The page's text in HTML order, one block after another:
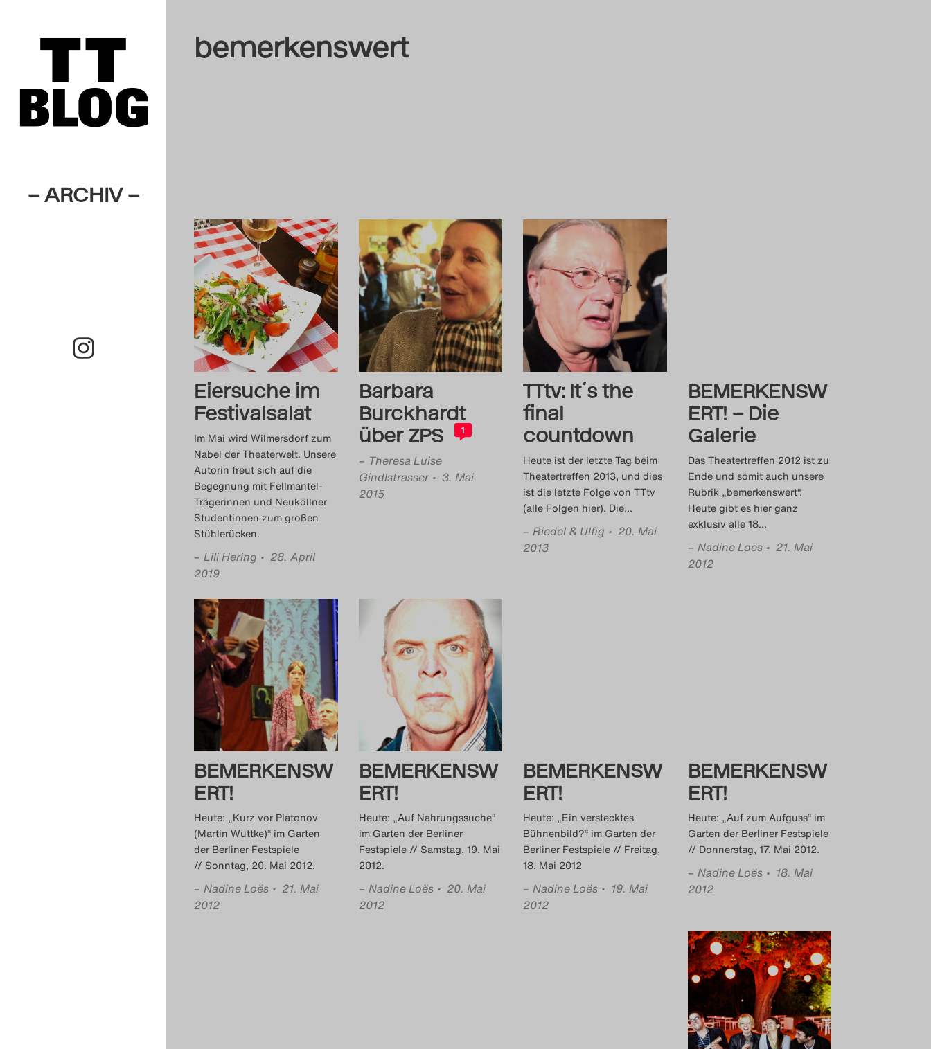
– ARCHIV –
bemerkenswert
Eiersuche im
Festivalsalat
Im Mai wird Wilmersdorf zum
Nabel der Theaterwelt. Unsere
Autorin freut sich auf die
Begegnung mit Fellmantel-
Trägerinnen und Neuköllner
Studentinnen zum großen
Stühlerücken.
– Lili Hering • 28. April
2019
Barbara
Burckhardt
über ZPS
1
– Theresa Luise
Gindlstrasser • 3. Mai
2015
TTtv: It´s the
final
countdown
Heute ist der letzte Tag beim
Theatertreffen 2013, und dies
ist die letzte Folge von TTtv
(alle Folgen hier). Die…
– Riedel & Ulfig • 20. Mai
2013
BEMERKENSW
ERT! – Die
Galerie
Das Theatertreffen 2012 ist zu
Ende und somit auch unsere
Rubrik „bemerkenswert“.
Heute gibt es hier ganz
exklusiv alle 18…
– Nadine Loës • 21. Mai
2012
BEMERKENSW
ERT!
Heute: „Kurz vor Platonov
(Martin Wuttke)“ im Garten
der Berliner Festspiele
// Sonntag, 20. Mai 2012.
– Nadine Loës • 21. Mai
2012
BEMERKENSW
ERT!
Heute: „Auf Nahrungssuche“
im Garten der Berliner
Festspiele // Samstag, 19. Mai
2012.
– Nadine Loës • 20. Mai
2012
BEMERKENSW
ERT!
Heute: „Ein verstecktes
Bühnenbild?“ im Garten der
Berliner Festspiele // Freitag,
18. Mai 2012
– Nadine Loës • 19. Mai
2012
BEMERKENSW
ERT!
Heute: „Auf zum Aufguss“ im
Garten der Berliner Festspiele
// Donnerstag, 17. Mai 2012.
– Nadine Loës • 18. Mai
2012